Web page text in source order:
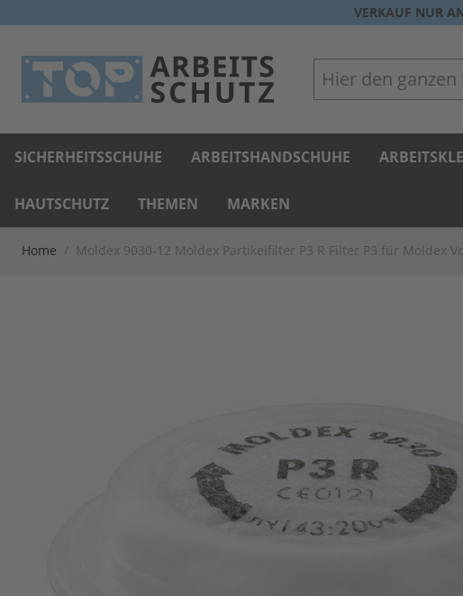
VERKAUF NUR
Hier den ganzen
SICHERHEITSSCHUHE ARBEITSHANDSCHUHE
HAUTSCHUTZ THEMEN MARKEN
Home / Moldex 9030-12 Moldex Partikelfilter P3 R Filter P3 für Moldex